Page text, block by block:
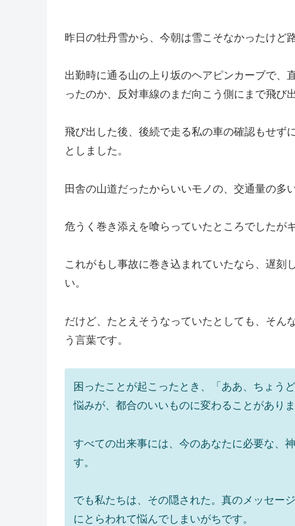
昨日の牡丹雪から、今朝は雪こそなかったけど
出勤時に通る山の上り坂のヘアピンカーブで、
ったのか、反対車線のまだ向こう側にまで飛び
飛び出した後、後続で走る私の車の確認もせず
としました。
田舎の山道だったからいいモノの、交通量の多
危うく巻き添えを喰らっていたところでしたが
これがもし事故に巻き込まれていたなら、遅刻
い。
だけど、たとえそうなっていたとしても、そん
う言葉です。
困ったことが起こったとき、「ああ、ちょう
悩みが、都合のいいものに変わることがありま
すべての出来事には、今のあなたに必要な、
す。
でも私たちは、その隠された。真のメッセー
にとらわれて悩んでしまいがちです。